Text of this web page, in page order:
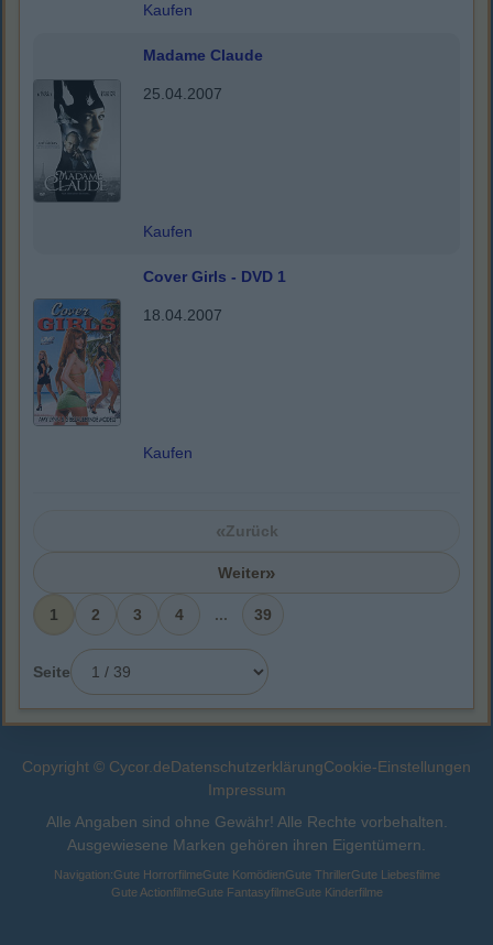
Kaufen
Madame Claude
25.04.2007
Kaufen
Cover Girls - DVD 1
18.04.2007
Kaufen
«Zurück
1 2 3 4 ... 39
Weiter»
Seite
Copyright © Cycor.deDatenschutzerklärungCookie-Einstellungen
Impressum
Alle Angaben sind ohne Gewähr! Alle Rechte vorbehalten.
Ausgewiesene Marken gehören ihren Eigentümern.
Navigation:Gute HorrorfilmeGute KomödienGute ThrillerGute Liebesfilme
Gute ActionfilmeGute FantasyfilmeGute Kinderfilme